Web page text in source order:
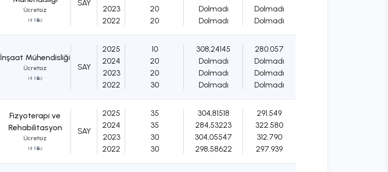
Ücretsiz
(4 Yıllık)
SAY
2023
2022
20
20
Dolmadı
Dolmadı
Dolmadı
Dolmadı
İnşaat Mühendisliği
Ücretsiz
(4 Yıllık)
SAY
2025
2024
2023
2022
10
20
20
30
308,24145
Dolmadı
Dolmadı
Dolmadı
280.057
Dolmadı
Dolmadı
Dolmadı
Fizyoterapi ve
Rehabilitasyon
Ücretsiz
(4 Yıllık)
SAY
2025
2024
2023
2022
35
35
30
30
304,81518
284,53223
304,05547
298,58622
291.549
322.580
312.790
297.939